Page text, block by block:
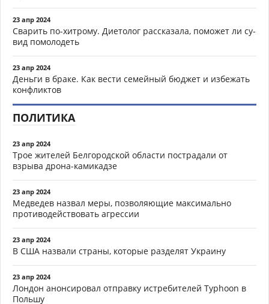
23 апр 2024
Сварить по-хитрому. Диетолог рассказала, поможет ли су-
вид помолодеть
23 апр 2024
Деньги в браке. Как вести семейный бюджет и избежать
конфликтов
ПОЛИТИКА
23 апр 2024
Трое жителей Белгородской области пострадали от
взрыва дрона-камикадзе
23 апр 2024
Медведев назвал меры, позволяющие максимально
противодействовать агрессии
23 апр 2024
В США назвали страны, которые разделят Украину
23 апр 2024
Лондон анонсировал отправку истребителей Typhoon в
Польшу